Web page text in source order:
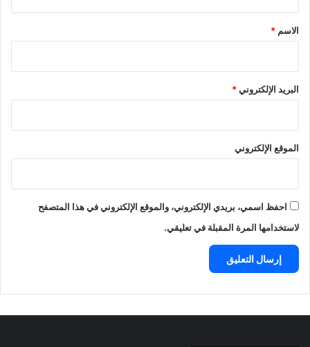
*
الاسم *
البريد الإلكتروني*
الموقع الإلكتروني
احفظ اسمي، بريدي الإلكتروني، والموقع الإلكتروني في هذا المتصفح
لاستخدامها المرة المقبلة في تعليقي.